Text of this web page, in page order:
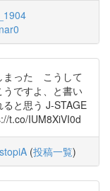
まった こうして
ですよ、と書い
と思う J-STAGE
t.co/IUM8XiVI0d
(投稿一覧)